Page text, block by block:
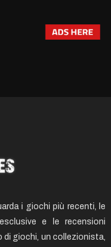
i giochi più recenti, le
e le recensioni
giochi, un collezionista,